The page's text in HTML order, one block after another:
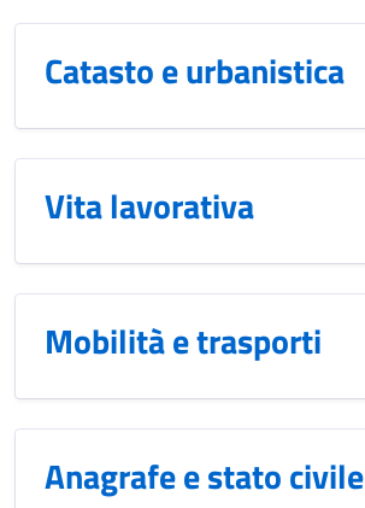
Catasto e urbanistica
Vita lavorativa
Mobilità e trasporti
Anagrafe e stato civile